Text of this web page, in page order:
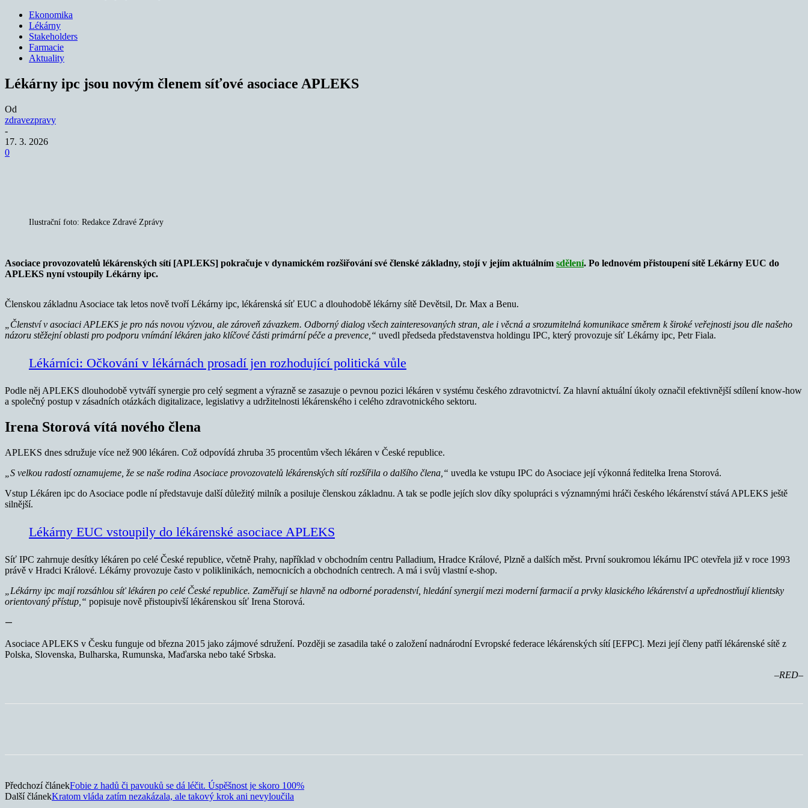
Ekonomika
Lékárny
Stakeholders
Farmacie
Aktuality
Lékárny ipc jsou novým členem síťové asociace APLEKS
Od
zdravezpravy
-
17. 3. 2026
0
Ilustrační foto: Redakce Zdravé Zprávy
Asociace provozovatelů lékárenských sítí [APLEKS] pokračuje v dynamickém rozšiřování své členské základny, stojí v jejím aktuálním sdělení. Po lednovém přistoupení sítě Lékárny EUC do
APLEKS nyní vstoupily Lékárny ipc.
Členskou základnu Asociace tak letos nově tvoří Lékárny ipc, lékárenská síť EUC a dlouhodobě lékárny sítě Devětsil, Dr. Max a Benu.
„Členství v asociaci APLEKS je pro nás novou výzvou, ale zároveň závazkem. Odborný dialog všech zainteresovaných stran, ale i věcná a srozumitelná komunikace směrem k široké veřejnosti jsou dle našeho
názoru stěžejní oblasti pro podporu vnímání lékáren jako klíčové části primární péče a prevence,“ uvedl předseda představenstva holdingu IPC, který provozuje síť Lékárny ipc, Petr Fiala.
Lékárníci: Očkování v lékárnách prosadí jen rozhodující politická vůle
Podle něj APLEKS dlouhodobě vytváří synergie pro celý segment a výrazně se zasazuje o pevnou pozici lékáren v systému českého zdravotnictví. Za hlavní aktuální úkoly označil efektivnější sdílení know-how
a společný postup v zásadních otázkách digitalizace, legislativy a udržitelnosti lékárenského i celého zdravotnického sektoru.
Irena Storová vítá nového člena
APLEKS dnes sdružuje více než 900 lékáren. Což odpovídá zhruba 35 procentům všech lékáren v České republice.
„S velkou radostí oznamujeme, že se naše rodina Asociace provozovatelů lékárenských sítí rozšířila o dalšího člena,“ uvedla ke vstupu IPC do Asociace její výkonná ředitelka Irena Storová.
Vstup Lékáren ipc do Asociace podle ní představuje další důležitý milník a posiluje členskou základnu. A tak se podle jejích slov díky spolupráci s významnými hráči českého lékárenství stává APLEKS ještě
silnější.
Lékárny EUC vstoupily do lékárenské asociace APLEKS
Síť IPC zahrnuje desítky lékáren po celé České republice, včetně Prahy, například v obchodním centru Palladium, Hradce Králové, Plzně a dalších měst. První soukromou lékárnu IPC otevřela již v roce 1993
právě v Hradci Králové. Lékárny provozuje často v poliklinikách, nemocnicích a obchodních centrech. A má i svůj vlastní e-shop.
„Lékárny ipc mají rozsáhlou síť lékáren po celé České republice. Zaměřují se hlavně na odborné poradenství, hledání synergií mezi moderní farmacií a prvky klasického lékárenství a upřednostňují klientsky
orientovaný přístup,“ popisuje nově přistoupivší lékárenskou síť Irena Storová.
—
Asociace APLEKS v Česku funguje od března 2015 jako zájmové sdružení. Později se zasadila také o založení nadnárodní Evropské federace lékárenských sítí [EFPC]. Mezi její členy patří lékárenské sítě z
Polska, Slovenska, Bulharska, Rumunska, Maďarska nebo také Srbska.
–RED–
Předchozí článekFobie z hadů či pavouků se dá léčit. Úspěšnost je skoro 100%
Další článekKratom vláda zatím nezakázala, ale takový krok ani nevyloučila